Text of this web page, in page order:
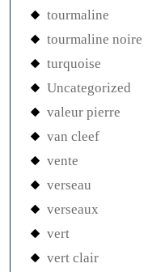
tourmaline
tourmaline noire
turquoise
Uncategorized
valeur pierre
van cleef
vente
verseau
verseaux
vert
vert clair